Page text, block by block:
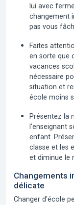
lui avec
changement
pas vous
Faites
en sorte que
vacances
nécessaire
situation et
école moins
Présentez la
l'enseignant
enfant.
classe et les
et diminue le
Changements
délicate
Changer d'école